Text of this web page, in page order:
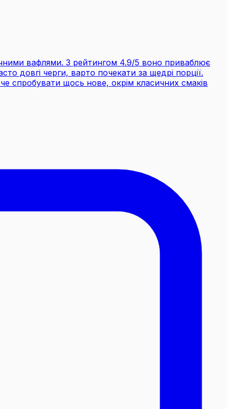
вафлями. З рейтингом 4.9/5 воно приваблює
довгі черги, варто почекати за щедрі порції.
спробувати щось нове, окрім класичних смаків